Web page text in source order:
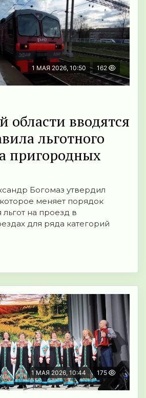
1 МАЯ 2026, 10:50 162
области вводятся
льготного
пригородных
Богомаз утвердил
меняет порядок
на проезд в
для ряда категорий
1 МАЯ 2026, 10:44 175